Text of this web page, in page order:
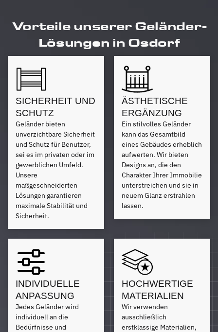
Vorteile unserer Geländer-
Lösungen in Osdorf
SICHERHEIT UND
SCHUTZ
Geländer bieten
unverzichtbare Sicherheit
und Schutz für Benutzer,
sei es im privaten oder im
gewerblichen Umfeld.
Unsere
maßgeschneiderten
Lösungen garantieren
maximale Stabilität und
Sicherheit.
ÄSTHETISCHE
ERGÄNZUNG
Ein stilvolles Geländer
kann das Gesamtbild
eines Gebäudes erheblich
aufwerten. Wir bieten
Designs an, die den
Charakter Ihrer Immobilie
unterstreichen und sie in
neuem Glanz erstrahlen
lassen.
INDIVIDUELLE
ANPASSUNG
Jedes Geländer wird
individuell an die
Bedürfnisse und
HOCHWERTIGE
MATERIALIEN
Wir verwenden
ausschließlich
erstklassige Materialien,